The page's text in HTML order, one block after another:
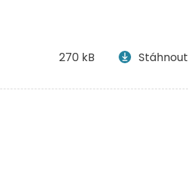
270 kB Stáhnout